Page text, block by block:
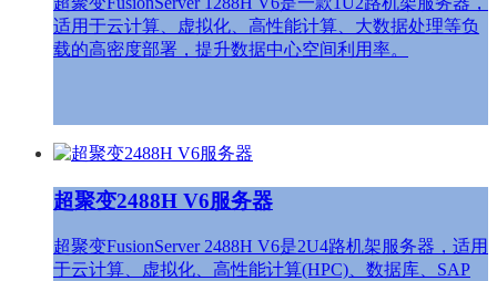
适用于云计算、虚拟化、高性能计算、大数据处理等负
载的高密度部署，提升数据中心空间利用率。
超聚变2488H V6服务器
超聚变FusionServer 2488H V6是2U4路机架服务器，适用
于云计算、虚拟化、高性能计算(HPC)、数据库、SAP